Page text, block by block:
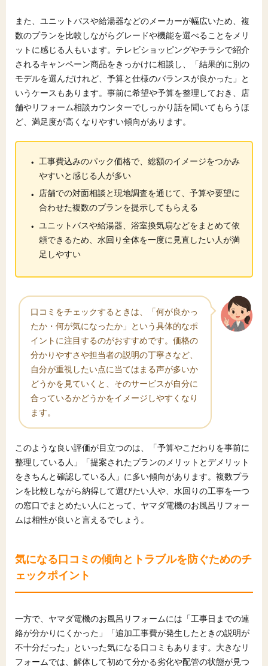
また、ユニットバスや給湯器などのメーカーが幅広いため、複
数のプランを比較しながらグレードや機能を選べることをメリ
ットに感じる人もいます。テレビショッピングやチラシで紹介
されるキャンペーン商品をきっかけに相談し、「結果的に別の
モデルを選んだけれど、予算と仕様のバランスが良かった」と
いうケースもあります。事前に希望や予算を整理しておき、店
舗やリフォーム相談カウンターでしっかり話を聞いてもらうほ
ど、満足度が高くなりやすい傾向があります。
・ 工事費込みのパック価格で、総額のイメージをつかみ
やすいと感じる人が多い
・
店舗での対面相談と現地調査を通じて、予算や要望に
合わせた複数のプランを提示してもらえる
・ ユニットバスや給湯器、浴室換気扇などをまとめて依
頼できるため、水回り全体を一度に見直したい人が満
足しやすい
口コミをチェックするときは、「何が良かっ
たか・何が気になったか」という具体的なポ
イントに注目するのがおすすめです。価格の
分かりやすさや担当者の説明の丁寧さなど、
自分が重視したい点に当てはまる声が多いか
どうかを見ていくと、そのサービスが自分に
合っているかどうかをイメージしやすくなり
ます。
このような良い評価が目立つのは、「予算やこだわりを事前に
整理している人」「提案されたプランのメリットとデメリット
をきちんと確認している人」に多い傾向があります。複数プラ
ンを比較しながら納得して選びたい人や、水回りの工事を一つ
の窓口でまとめたい人にとって、ヤマダ電機のお風呂リフォー
ムは相性が良いと言えるでしょう。
気になる口コミの傾向とトラブルを防ぐためのチ
ェックポイント
一方で、ヤマダ電機のお風呂リフォームには「工事日までの連
絡が分かりにくかった」「追加工事費が発生したときの説明が
不十分だった」といった気になる口コミもあります。大きなリ
フォームでは、解体して初めて分かる劣化や配管の状態が見つ